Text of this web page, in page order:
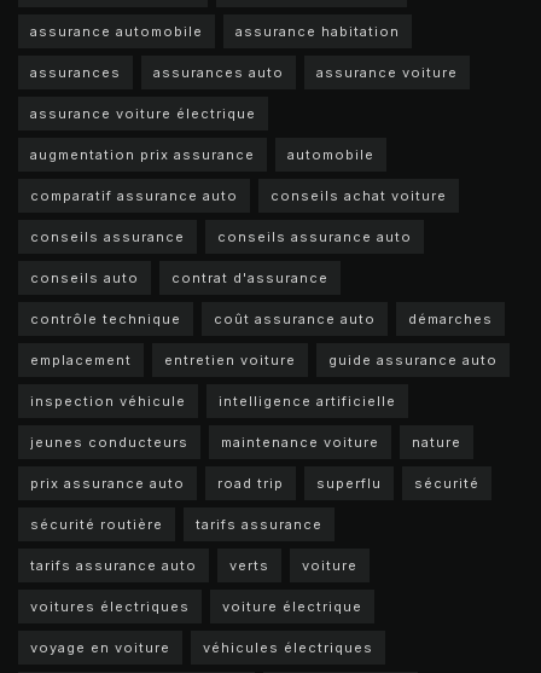
assurance automobile assurance habitation
assurances assurances auto assurance voiture
assurance voiture électrique
augmentation prix assurance automobile
comparatif assurance auto conseils achat voiture
conseils assurance conseils assurance auto
conseils auto contrat d'assurance
contrôle technique coût assurance auto démarches
emplacement entretien voiture guide assurance auto
inspection véhicule intelligence artificielle
jeunes conducteurs maintenance voiture nature
prix assurance auto road trip superflu sécurité
sécurité routière tarifs assurance
tarifs assurance auto verts voiture
voitures électriques voiture électrique
voyage en voiture véhicules électriques